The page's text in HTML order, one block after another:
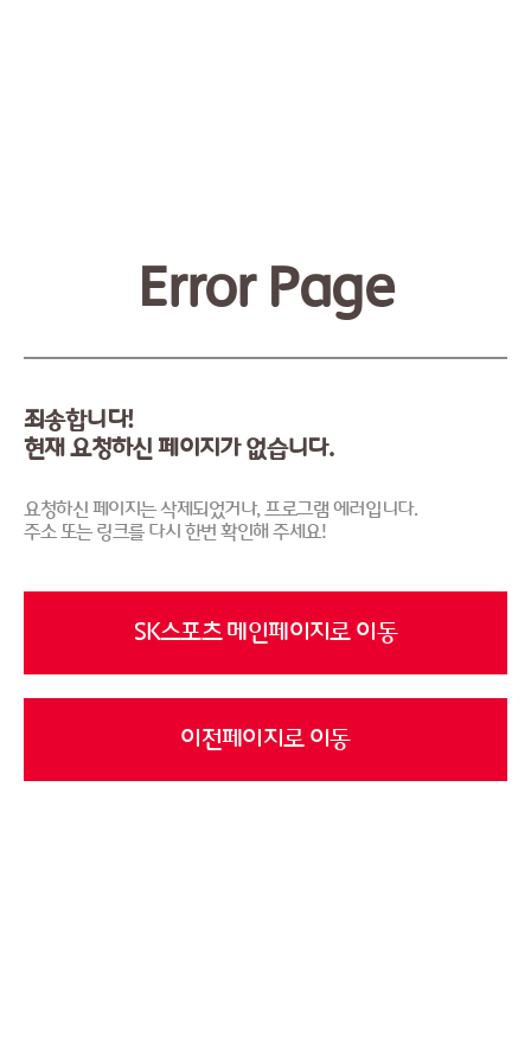
Error Page
죄송합니다!
현재 요청하신 페이지가 없습니다.
요청하신 페이지는 삭제되었거나, 프로그램 에러입니다.
주소 또는 링크를 다시 한번 확인해 주세요!
SK스포츠 메인페이지로 이동
이전페이지로 이동